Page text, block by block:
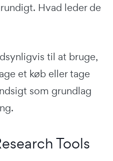
Hvad leder de
til at bruge,
et køb eller tage
som grundlag
Tools